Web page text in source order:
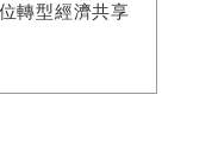
轉型經濟共享